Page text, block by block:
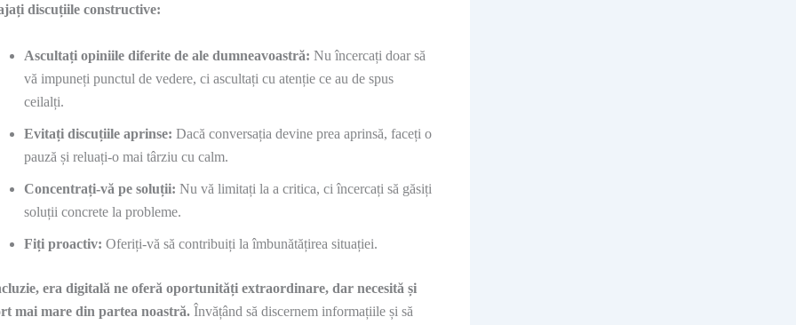
discuțiile constructive:
Ascultați opiniile diferite de ale dumneavoastră: Nu încercați doar să
vă impuneți punctul de vedere, ci ascultați cu atenție ce au de spus
ceilalți.
Evitați discuțiile aprinse: Dacă conversația devine prea aprinsă, faceți o
pauză și reluați-o mai târziu cu calm.
Concentrați-vă pe soluții: Nu vă limitați la a critica, ci încercați să găsiți
soluții concrete la probleme.
Fiți proactiv: Oferiți-vă să contribuiți la îmbunătățirea situației.
era digitală ne oferă oportunități extraordinare, dar necesită și
mai mare din partea noastră. Învățând să discernem informațiile și să